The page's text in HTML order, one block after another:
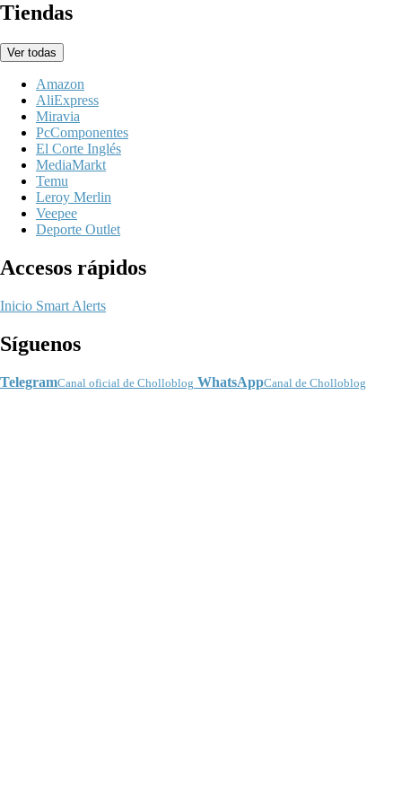
Tiendas
Ver todas
Amazon
AliExpress
Miravia
PcComponentes
El Corte Inglés
MediaMarkt
Temu
Leroy Merlin
Veepee
Deporte Outlet
Accesos rápidos
Inicio Smart Alerts
Síguenos
TelegramCanal oficial de Cholloblog WhatsAppCanal de Cholloblog